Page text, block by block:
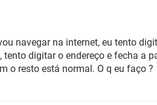
navegar na internet, eu tento
tento digitar o endereço e fecha a
o resto está normal. O q eu faço ?